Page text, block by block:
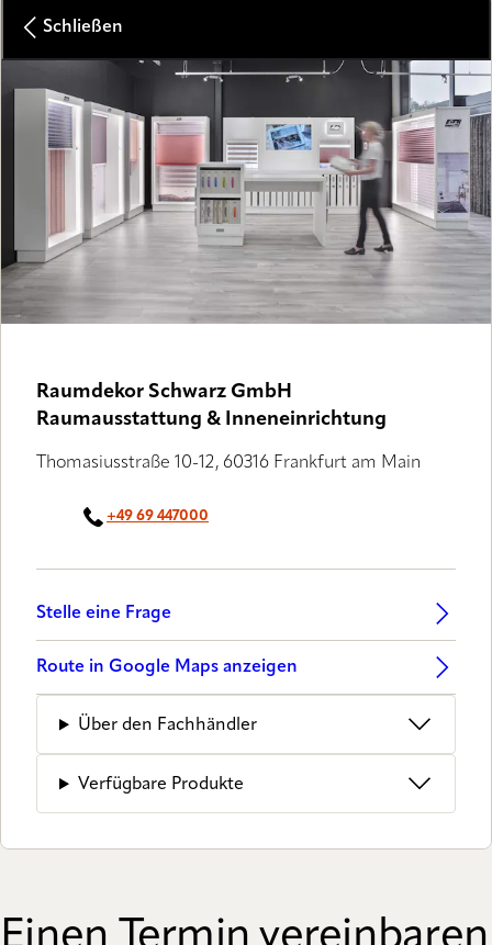
Schließen
Raumdekor Schwarz GmbH
Raumausstattung & Inneneinrichtung
Thomasiusstraße 10-12, 60316 Frankfurt am Main
+49 69 447000
Stelle eine Frage
Route in Google Maps anzeigen
Über den Fachhändler
Verfügbare Produkte